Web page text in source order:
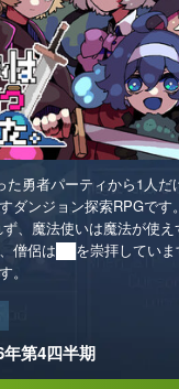
た勇者パーティから1人
ダンジョン探索RPGです
、魔法使いは魔法が使
僧侶は██を崇拝してい
。
年第4四半期